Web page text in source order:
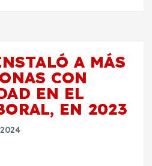
A MÁS
CON
EN EL
EN 2023